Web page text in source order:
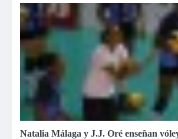
Natalia Málaga y J.J. Oré enseñan